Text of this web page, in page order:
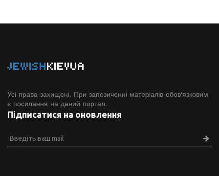
JEWISHKIEVUA
Усі права захищені. При запозиченні матеріалів обов'язковим
є посилання на даний портал.
Підписатися на оновлення